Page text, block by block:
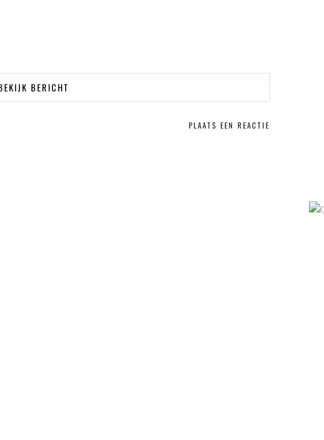
BERICHT
PLAATS EEN REACTIE